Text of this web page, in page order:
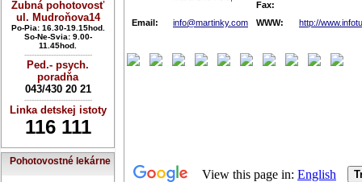
Zubná pohotovosť
ul. Mudroňova14
Po-Pia: 16.30-19.15hod.
So-Ne-Svia: 9.00-
11.45hod.
----------------------------
Ped.- psych.
poradňa
043/430 20 21
----------------------------
Linka detskej istoty
116 111
Pohotovostné lekárne
Fax:
Email:
info@martinky.com WWW: http://